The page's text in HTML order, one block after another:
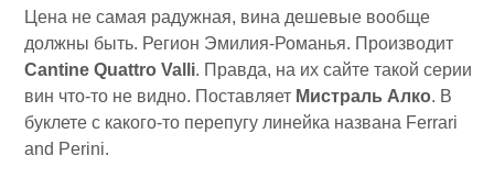
Цена не самая радужная, вина дешевые вообще
должны быть. Регион Эмилия-Романья. Производит
Cantine Quattro Valli. Правда, на их сайте такой серии
вин что-то не видно. Поставляет Мистраль Алко. В
буклете с какого-то перепугу линейка названа Ferrari
and Perini.